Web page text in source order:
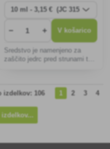
− + V košarico
Sredstvo je namenjeno za
zaščito jedrc pred strunami ter
izdelkov: 106 1 2 3 4